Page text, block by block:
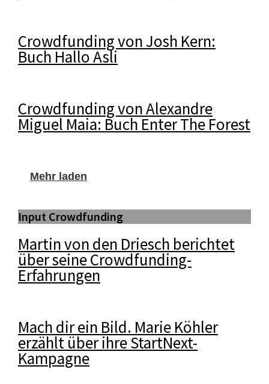
Crowdfunding von Josh Kern:
Buch Hallo Asli
Crowdfunding von Alexandre
Miguel Maia: Buch Enter The Forest
Mehr laden
Input Crowdfunding
Martin von den Driesch berichtet
über seine Crowdfunding-
Erfahrungen
Mach dir ein Bild. Marie Köhler
erzählt über ihre StartNext-
Kampagne